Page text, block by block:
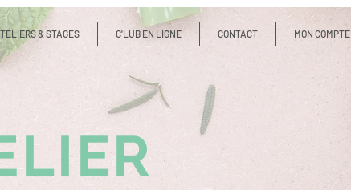
& STAGES C'LUB EN LIGNE CONTACT MON COMPTE